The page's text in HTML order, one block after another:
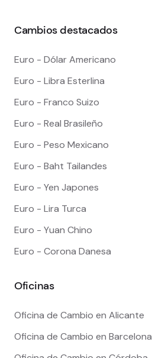
Cambios destacados
Euro - Dólar Americano
Euro - Libra Esterlina
Euro - Franco Suizo
Euro - Real Brasileño
Euro - Peso Mexicano
Euro - Baht Tailandes
Euro - Yen Japones
Euro - Lira Turca
Euro - Yuan Chino
Euro - Corona Danesa
Oficinas
Oficina de Cambio en Alicante
Oficina de Cambio en Barcelona